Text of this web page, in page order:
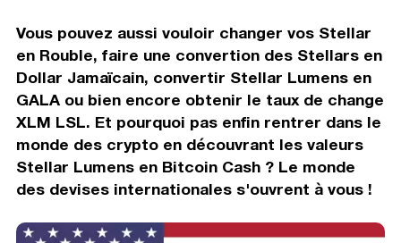
Vous pouvez aussi vouloir changer vos Stellar
en Rouble, faire une convertion des Stellars en
Dollar Jamaïcain, convertir Stellar Lumens en
GALA ou bien encore obtenir le taux de change
XLM LSL. Et pourquoi pas enfin rentrer dans le
monde des crypto en découvrant les valeurs
Stellar Lumens en Bitcoin Cash ? Le monde
des devises internationales s'ouvrent à vous !